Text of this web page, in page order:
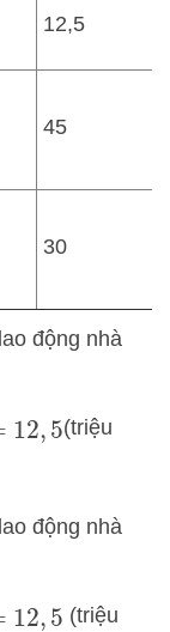
12,5
45
30
động nhà
+ 18,5.20
(triệu
động nhà
+ 18, 5.17
(triệu